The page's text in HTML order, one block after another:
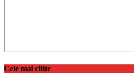
Cele mai citite